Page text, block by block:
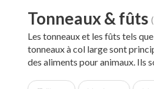
Tonneaux & fûts
Les tonneaux et les fûts tels
tonneaux à col large sont
des aliments pour animaux. Ils